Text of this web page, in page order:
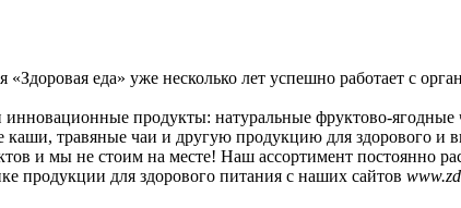
еда» уже несколько лет успешно работает с
продукты: натуральные фруктово-
травяные чаи и другую продукцию для здорового и
и мы не стоим на месте! Наш ассортимент постоянно
продукции для здорового питания с наших сайтов